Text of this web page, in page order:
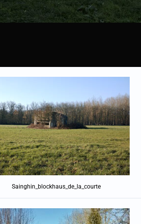
Sainghin_blockhaus_de_la_courte